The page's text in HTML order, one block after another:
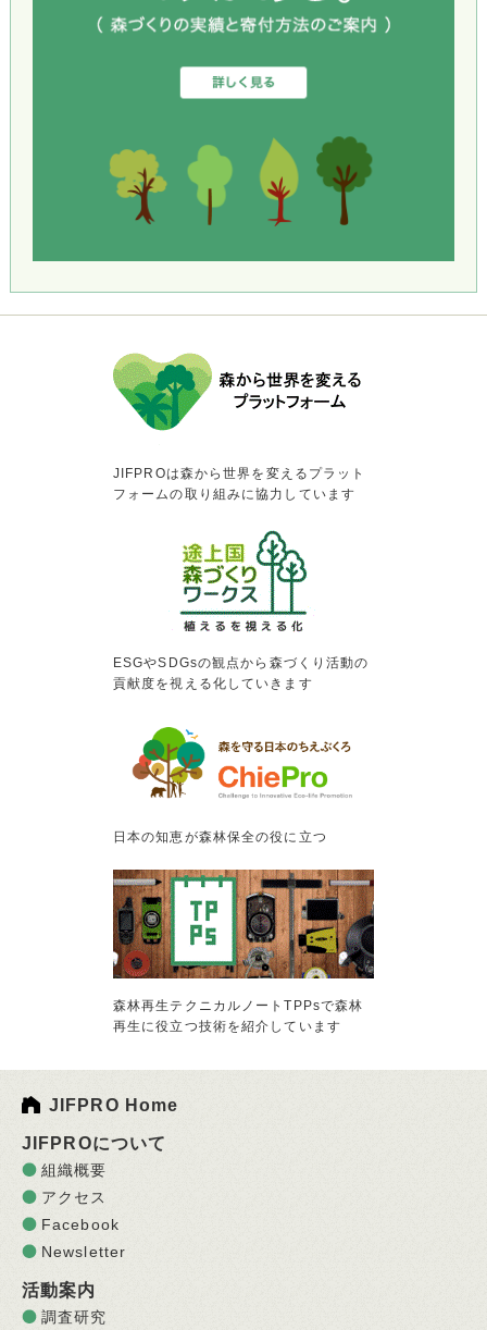
JIFPROは森から世界を変えるプラット
フォームの取り組みに協力しています
ESGやSDGsの観点から森づくり活動の
貢献度を視える化していきます
日本の知恵が森林保全の役に立つ
森林再生テクニカルノートTPPsで森林
再生に役立つ技術を紹介しています
JIFPRO Home
JIFPROについて
組織概要
アクセス
Facebook
Newsletter
活動案内
調査研究